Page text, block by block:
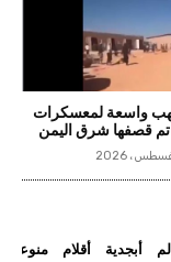
واسعة لمعسكرات
قصفها شرق اليمن